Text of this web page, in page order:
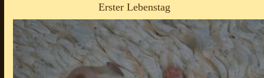
Erster Lebenstag